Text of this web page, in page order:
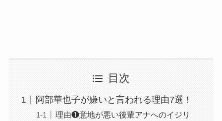
目次
阿部華也子が嫌いと言われる理由7選！
理由❶意地が悪い後輩アナへのイジリ